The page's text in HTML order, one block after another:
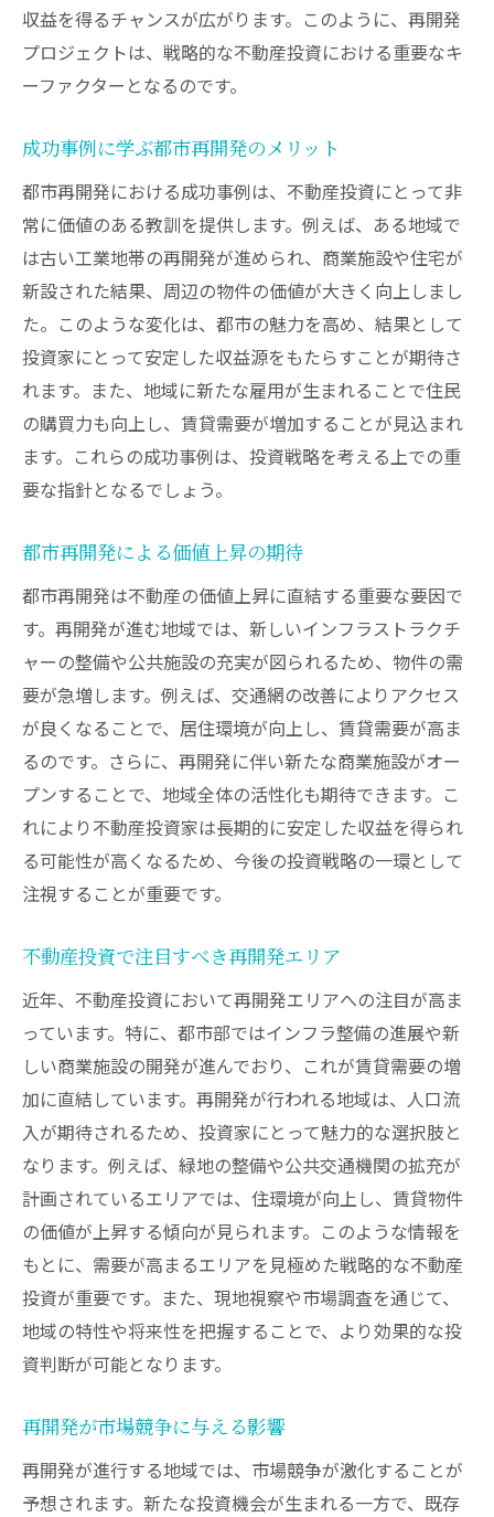
収益を得るチャンスが広がります。このように、再開発
プロジェクトは、戦略的な不動産投資における重要なキ
ーファクターとなるのです。
成功事例に学ぶ都市再開発のメリット
都市再開発における成功事例は、不動産投資にとって非
常に価値のある教訓を提供します。例えば、ある地域で
は古い工業地帯の再開発が進められ、商業施設や住宅が
新設された結果、周辺の物件の価値が大きく向上しまし
た。このような変化は、都市の魅力を高め、結果として
投資家にとって安定した収益源をもたらすことが期待さ
れます。また、地域に新たな雇用が生まれることで住民
の購買力も向上し、賃貸需要が増加することが見込まれ
ます。これらの成功事例は、投資戦略を考える上での重
要な指針となるでしょう。
都市再開発による価値上昇の期待
都市再開発は不動産の価値上昇に直結する重要な要因で
す。再開発が進む地域では、新しいインフラストラクチ
ャーの整備や公共施設の充実が図られるため、物件の需
要が急増します。例えば、交通網の改善によりアクセス
が良くなることで、居住環境が向上し、賃貸需要が高ま
るのです。さらに、再開発に伴い新たな商業施設がオー
プンすることで、地域全体の活性化も期待できます。こ
れにより不動産投資家は長期的に安定した収益を得られ
る可能性が高くなるため、今後の投資戦略の一環として
注視することが重要です。
不動産投資で注目すべき再開発エリア
近年、不動産投資において再開発エリアへの注目が高ま
っています。特に、都市部ではインフラ整備の進展や新
しい商業施設の開発が進んでおり、これが賃貸需要の増
加に直結しています。再開発が行われる地域は、人口流
入が期待されるため、投資家にとって魅力的な選択肢と
なります。例えば、緑地の整備や公共交通機関の拡充が
計画されているエリアでは、住環境が向上し、賃貸物件
の価値が上昇する傾向が見られます。このような情報を
もとに、需要が高まるエリアを見極めた戦略的な不動産
投資が重要です。また、現地視察や市場調査を通じて、
地域の特性や将来性を把握することで、より効果的な投
資判断が可能となります。
再開発が市場競争に与える影響
再開発が進行する地域では、市場競争が激化することが
予想されます。新たな投資機会が生まれる一方で、既存